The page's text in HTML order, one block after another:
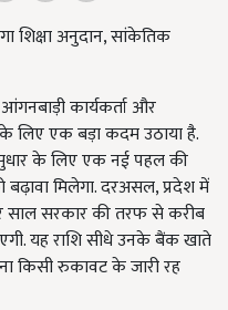
शिक्षा अनुदान, सांकेतिक
कार्यकर्ता और
लिए एक बड़ा कदम उठाया है.
सुधार के लिए एक नई पहल की
मिलेगा. दरअसल, प्रदेश में
साल सरकार की तरफ से करीब
यह राशि सीधे उनके बैंक खाते
किसी रुकावट के जारी रह